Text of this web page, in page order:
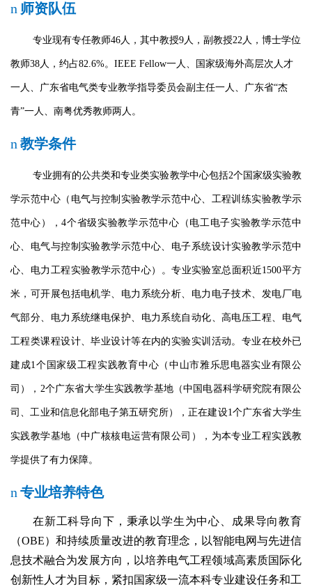
n 师资队伍
专业现有专任教师46人，其中教授9人，副教授22人，博士学位
教师38人，约占82.6%。 IEEE Fellow一人、国家级海外高层次人才
一人、广东省电气类专业教学指导委员会副主任一人、广东省“杰
青”一人、南粤优秀教师两人。
n教学条件
专业拥有的公共类和专业类实验教学中心包括2个国家级实验教
学示范中心（电气与控制实验教学示范中心、工程训练实验教学示
范中心），4个省级实验教学示范中心（电工电子实验教学示范中
心、电气与控制实验教学示范中心、电子系统设计实验教学示范中
心、电力工程实验教学示范中心）。专业实验室总面积近1500平方
米，可开展包括电机学、电力系统分析、电力电子技术、发电厂电
气部分、电力系统继电保护、电力系统自动化、高电压工程、电气
工程类课程设计、毕业设计等在内的实验实训活动。专业在校外已
建成1个国家级工程实践教育中心（中山市雅乐思电器实业有限公
司）， 2个广东省大学生实践教学基地（中国电器科学研究院有限公
司、工业和信息化部电子第五研究所），正在建设1个广东省大学生
实践教学基地（中广核核电运营有限公司），为本专业工程实践教
学提供了有力保障。
n专业培养特色
在新工科导向下，秉承以学生为中心、成果导向教育
（OBE）和持续质量改进的教育理念，以智能电网与先进信
息技术融合为发展方向，以培养电气工程领域高素质国际化
创新性人才为目标，紧扣国家级一流本科专业建设任务和工